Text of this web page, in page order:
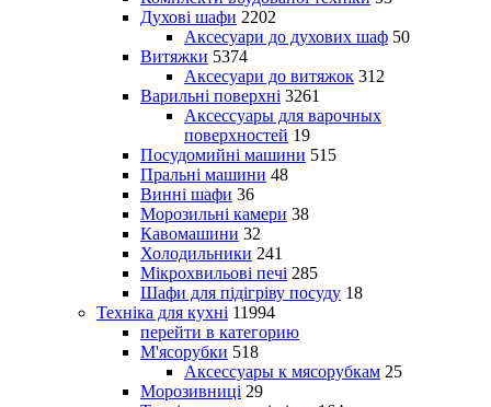
Духові шафи 2202
Аксесуари до духових шаф 50
Витяжки 5374
Аксесуари до витяжок 312
Варильні поверхні 3261
Аксессуары для варочных
поверхностей 19
Посудомийні машини 515
Пральні машини 48
Винні шафи 36
Морозильні камери 38
Кавомашини 32
Холодильники 241
Мікрохвильові печі 285
Шафи для підігріву посуду 18
Техніка для кухні 11994
перейти в категорию
М'ясорубки 518
Аксессуары к мясорубкам 25
Морозивниці 29